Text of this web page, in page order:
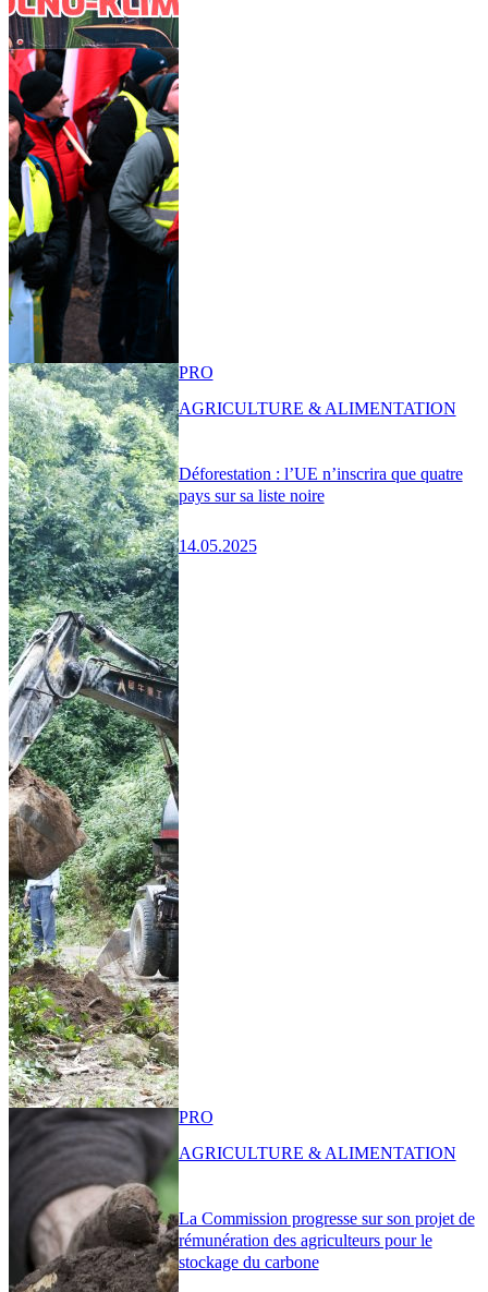
Déforestation : l’UE n’inscrira que quatre
pays sur sa liste noire
14.05.2025
PRO
AGRICULTURE & ALIMENTATION
La Commission progresse sur son projet de
rémunération des agriculteurs pour le
stockage du carbone
PRO
AGRICULTURE & ALIMENTATION